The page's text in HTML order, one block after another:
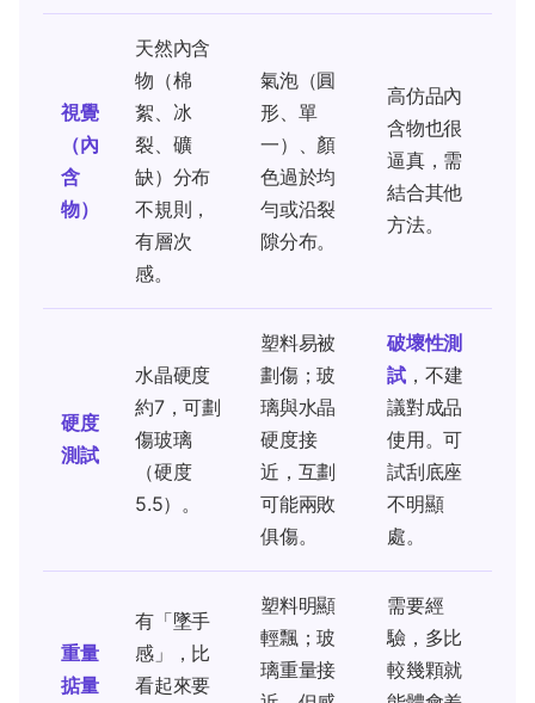
視覺
（內
含
物）
天然內含
物（棉
絮、冰
裂、礦
缺）分布
不規則，
有層次
感。
氣泡（圓
形、單
一）、顏
色過於均
勻或沿裂
隙分布。
高仿品內
含物也很
逼真，需
結合其他
方法。
硬度
測試
水晶硬度
約7，可劃
傷玻璃
（硬度
5.5）。
塑料易被
劃傷；玻
璃與水晶
硬度接
近，互劃
可能兩敗
俱傷。
破壞性測
試，不建
議對成品
使用。可
試刮底座
不明顯
處。
重量
掂量
有「墜手
感」，比
看起來要
塑料明顯
輕飄；玻
璃重量接
需要經
驗，多比
較幾顆就